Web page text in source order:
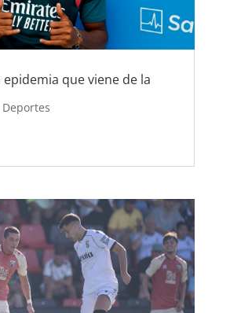
epidemia que viene de la
Deportes